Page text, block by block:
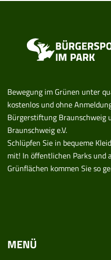
Bewegung im Grünen unter
kostenlos und ohne
Bürgerstiftung Braunschweig
Braunschweig e.V.
Schlüpfen Sie in bequeme
mit! In öffentlichen Parks und
Grünflächen kommen Sie so
MENÜ